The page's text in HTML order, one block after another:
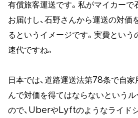
有償旅客運送です。私がマイカーで
お届けし、石野さんから運送の対価
るというイメージです。実費という
速代ですね。
日本では、道路運送法第78条で自
んで対価を得てはならないという
ので、UberやLyftのようなライド